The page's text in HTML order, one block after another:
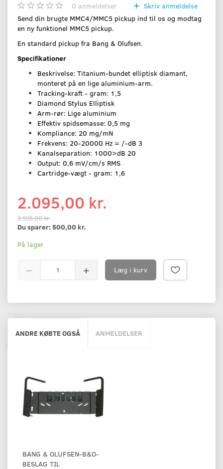
0 anmeldelser
Skriv anmeldelse
Send din brugte MMC4/MMC5 pickup ind til os og modtag
en ny funktionel MMC5 pickup.
En standard pickup fra Bang & Olufsen.
Specifikationer
Beskrivelse: Titanium-bundet elliptisk diamant,
monteret på en lige aluminium-arm.
Tracking-kraft - gram: 1,5
Diamond Stylus Elliptisk
Arm-rør: Lige aluminium
Effektiv spidsemasse: 0,5 mg
Kompliance: 20 mg/mN
Frekvens: 20-20000 Hz = /-dB 3
Kanalseparation: 1000>dB 20
Output: 0,6 mV/cm/s RMS
Cartridge-vægt - gram: 1,6
2.095,00 kr.
2.595,00 kr.
Du sparer: 500,00 kr.
På lager
Læg i kurv
ANDRE KØBTE OGSÅ ANMELDELSER
BANG & OLUFSEN-B&O-
BESLAG TIL